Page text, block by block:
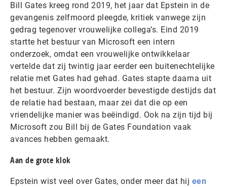
Bill Gates kreeg rond 2019, het jaar dat Epstein in de
gevangenis zelfmoord pleegde, kritiek vanwege zijn
gedrag tegenover vrouwelijke collega’s. Eind 2019
startte het bestuur van Microsoft een intern
onderzoek, omdat een vrouwelijke ontwikkelaar
vertelde dat zij twintig jaar eerder een buitenechtelijke
relatie met Gates had gehad. Gates stapte daarna uit
het bestuur. Zijn woordvoerder bevestigde destijds dat
de relatie had bestaan, maar zei dat die op een
vriendelijke manier was beëindigd. Ook na zijn tijd bij
Microsoft zou Bill bij de Gates Foundation vaak
avances hebben gemaakt.
Aan de grote klok
Epstein wist veel over Gates, onder meer dat hij een